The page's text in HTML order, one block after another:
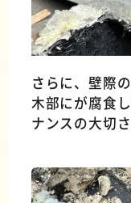
さらに、壁際
木部にが腐食
ナンスの大切